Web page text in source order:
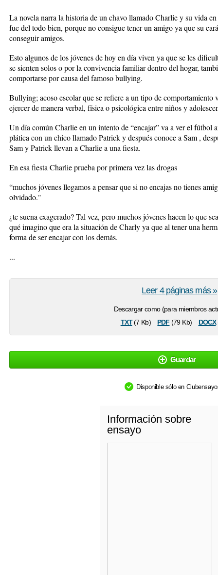
La novela narra la historia de un chavo llamado Charlie y su vida
fue del todo bien, porque no consigue tener un amigo ya que su
conseguir amigos.
Esto algunos de los jóvenes de hoy en día viven ya que se les
se sienten solos o por la convivencia familiar dentro del hogar,
comportarse por causa del famoso bullying.
Bullying; acoso escolar que se refiere a un tipo de
ejercer de manera verbal, física o psicológica entre niños y
Un día común Charlie en un intento de “encajar” va a ver el fútbol
plática con un chico llamado Patrick y después conoce a Sam ,
Sam y Patrick llevan a Charlie a una fiesta.
En esa fiesta Charlie prueba por primera vez las drogas
“muchos jóvenes llegamos a pensar que si no encajas no tienes
olvidado."
¿te suena exagerado? Tal vez, pero muchos jóvenes hacen lo que
qué imagino que era la situación de Charly ya que al tener una
forma de ser encajar con los demás.
...
Descargar como (para miembros
txt(7 Kb) pdf (79 Kb) docx
Leer 4 páginas más »
Guardar
Disponible sólo en
Información sobre
ensayo